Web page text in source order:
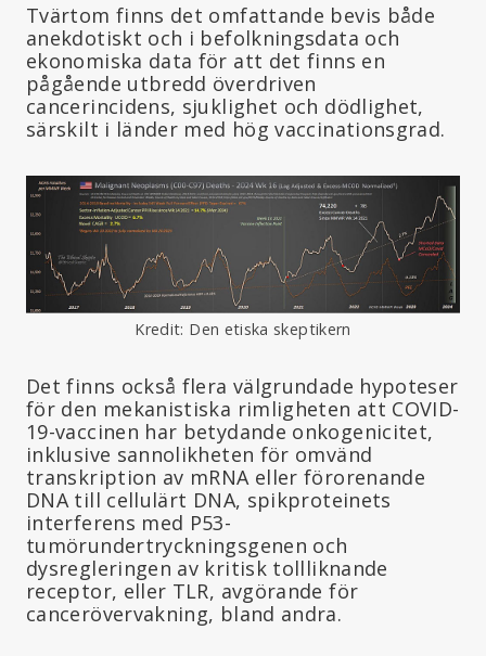
Tvärtom finns det omfattande bevis både
anekdotiskt och i befolkningsdata och
ekonomiska data för att det finns en
pågående utbredd överdriven
cancerincidens, sjuklighet och dödlighet,
särskilt i länder med hög vaccinationsgrad.
Kredit: Den etiska skeptikern
Det finns också flera välgrundade hypoteser
för den mekanistiska rimligheten att COVID-
19-vaccinen har betydande onkogenicitet,
inklusive sannolikheten för omvänd
transkription av mRNA eller förorenande
DNA till cellulärt DNA, spikproteinets
interferens med P53-
tumörundertryckningsgenen och
dysregleringen av kritisk tollliknande
receptor, eller TLR, avgörande för
cancerövervakning, bland andra.